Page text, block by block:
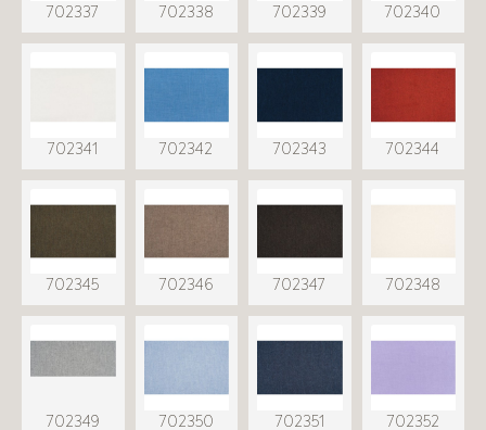
702337 702338 702339 702340
702341 702342 702343 702344
702345 702346 702347 702348
702349 702350 702351 702352